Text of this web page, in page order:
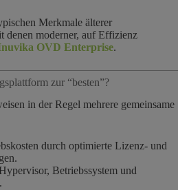
Merkmale älterer
denen moderner, auf Effizienz
OVD Enterprise.
zur “besten”?
in der Regel mehrere gemeinsame
durch optimierte Lizenz- und
Betriebssystem und